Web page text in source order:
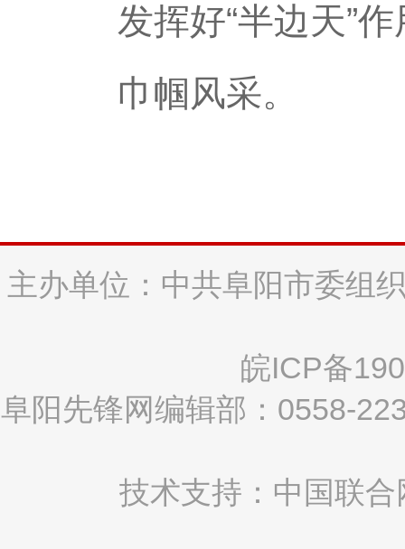
发挥好“半边天”
巾帼风采。
主办单位：中共阜阳市委组
皖ICP备
阜阳先锋网编辑部：0558-
技术支持：中国联